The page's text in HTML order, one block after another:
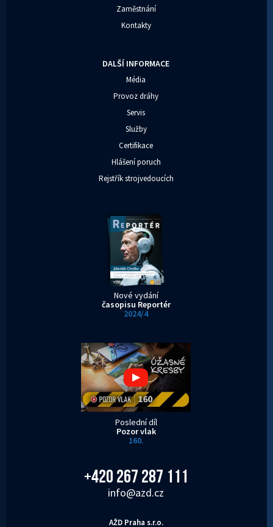
Zaměstnání
Kontakty
DALŠÍ INFORMACE
Média
Provoz dráhy
Servis
Služby
Certifikace
Hlášení poruch
Rejstřík strojvedoucích
Nové vydání
časopisu Reportér
2024/4
Poslední díl
Pozor vlak
160.
+420 267 287 111
info@azd.cz
AŽD Praha s.r.o.